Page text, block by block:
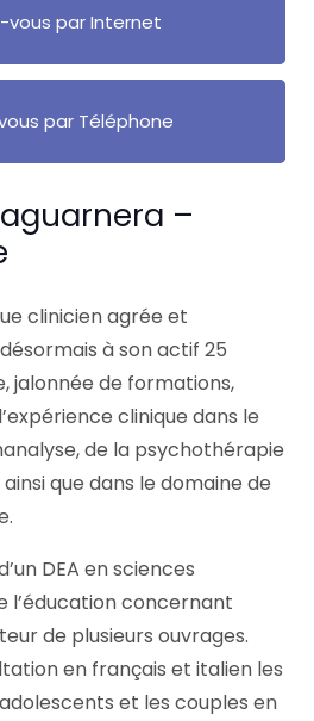
–
clinicien agrée et
à son actif 25
jalonnée de formations,
clinique dans le
de la psychothérapie
que dans le domaine de
DEA en sciences
l’éducation concernant
de plusieurs ouvrages.
en français et italien les
et les couples en
vous par Internet
par Téléphone